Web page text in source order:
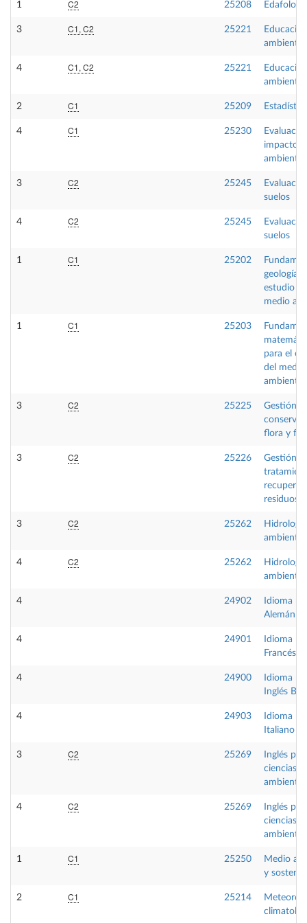
1 C2 25208 Edafología
3 C1, C2 25221
Educación
ambiental
4 C1, C2 25221
Educación
ambiental
2 C1 25209
4 C1 25230
impacto
ambiental
3 C2 25245
suelos
4 C2 25245
suelos
1 C1 25202
geología
estudio
medio
1 C1 25203
para el
del medio
ambiente
3 C2 25225
Gestión y
flora y
3 C2 25226
Gestión,
residuos
3 C2 25262
Hidrología
ambiental
4 C2 25262
Hidrología
ambiental
4 24902
Idioma
Alemán
4 24901
Idioma
Francés
4 24900
Idioma
Inglés B1
4 24903
Idioma
Italiano
3 C2 25269
Inglés
ciencias
4 C2 25269
Inglés
ciencias
1 C1 25250
Medio
y
2 C1 25214